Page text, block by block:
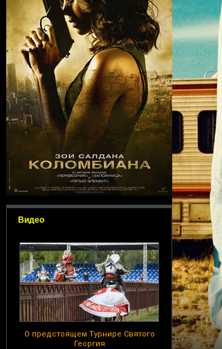
Видео
О предстоящем Турнире Святого
Георгия